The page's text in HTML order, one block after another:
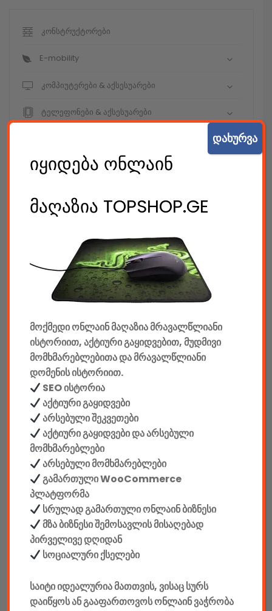
კონსტრუქტორები
E-mobility
კომპიუტერები & აქსესუარები
ტელეფონები & აქსესუარები
ნოუთბუქები & აქსესუარები
ტელევიზორები & აქსესუარები
აუდიო & ვიდეო
კონსოლები & აქსესუარები
მანქანის აქსესუარები
ელემენტები
აკკუმულატორები
კაბელები & დამტენები
დისკები
ჩანთები
სეიფები
კონსტრუქტორები
E-mobility
კომპიუტერები & აქსესუარები
იყიდება ონლაინ
მაღაზია TOPSHOP.GE
მოქმედი ონლაინ მაღაზია მრავალწლიანი
ისტორიით, აქტიური გაყიდვებით, მუდმივი
მომხმარებლებითა და მრავალწლიანი
დომენის ისტორიით.
SEO ისტორია
აქტიური გაყიდვები
არსებული შეკვეთები
აქტიური გაყიდვები და არსებული
მომხმარებლები
არსებული მომხმარებლები
გამართული WooCommerce
პლატფორმა
სრულად გამართული ონლაინ ბიზნესი
მზა ბიზნესი შემოსავლის მისაღებად
პირველივე დღიდან
სოციალური ქსელები
საიტი იდეალურია მათთვის, ვისაც სურს
დაიწყოს ან გააფართოვოს ონლაინ ვაჭრობა
დახურვა